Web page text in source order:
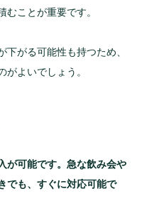
ことが重要です。
がる可能性も持つため、
よいでしょう。
可能です。 急な飲み会や
でも、すぐに対応可能で